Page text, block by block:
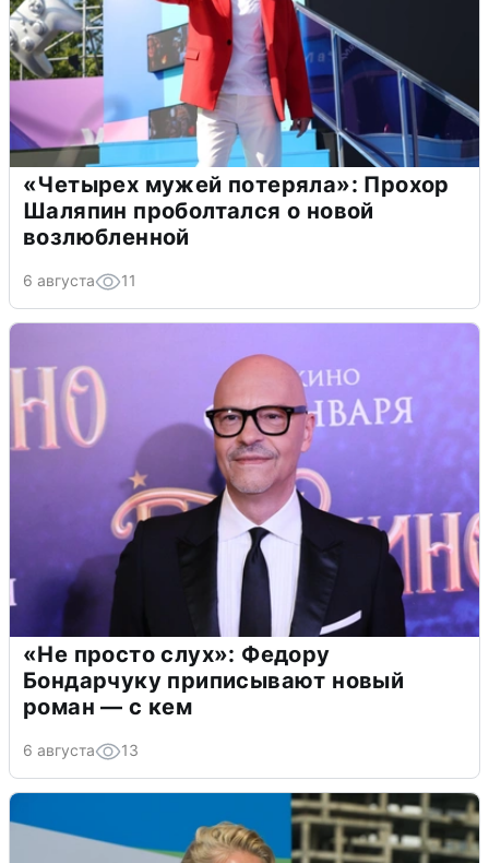
«Четырех мужей потеряла»: Прохор
Шаляпин проболтался о новой
возлюбленной
6 августа 11
«Не просто слух»: Федору
Бондарчуку приписывают новый
роман — с кем
6 августа 13